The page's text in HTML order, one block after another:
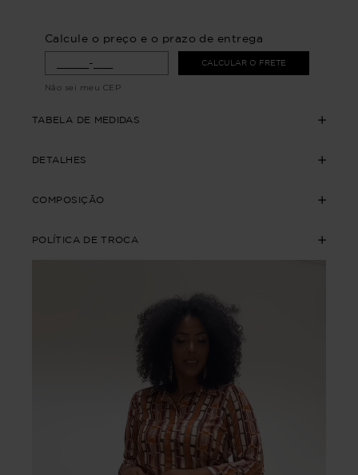
Calcule o preço e o prazo de entrega
CALCULAR O FRETE
Não sei meu CEP
TABELA DE MEDIDAS
DETALHES
COMPOSIÇÃO
POLÍTICA DE TROCA